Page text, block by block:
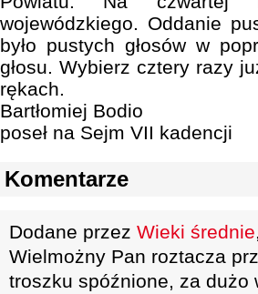
wojewódzkiego. Oddanie
było pustych głosów w
głosu. Wybierz cztery razy
rękach.
Bartłomiej Bodio
poseł na Sejm VII kadencji
Komentarze
Dodane przez Wieki średnie
Wielmożny Pan roztacza
troszku spóźnione, za dużo